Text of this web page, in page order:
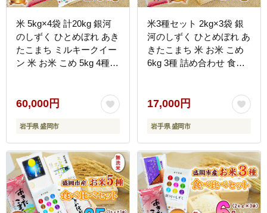
米 5kg×4袋 計20kg 銀河
のしずく ひとめぼれ あき
たこまち ミルキークイー
ン 米 お米 こめ 5kg 4種
コメ ライス ご飯 ごはん
美味しい 国産 産地直送
盛岡 佐々木米穀店
60,000円
岩手県 盛岡市
米3種セット 2kg×3袋 銀
河のしずく ひとめぼれ あ
きたこまち 米 お米 こめ
6kg 3種 詰め合わせ 食べ
味しい 贈り物 小分け ぎ
んがのしずく 国産 産地直
送 盛岡 佐々木米穀店
17,000円
岩手県 盛岡市